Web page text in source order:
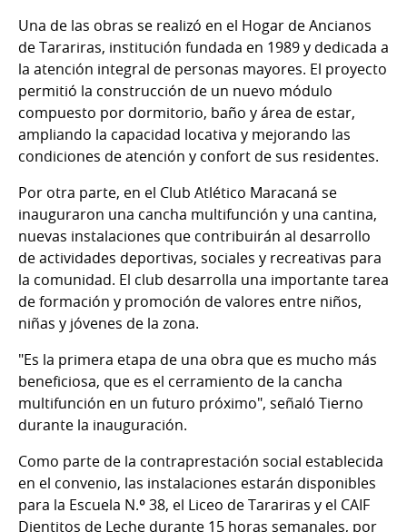
Una de las obras se realizó en el Hogar de Ancianos
de Tarariras, institución fundada en 1989 y dedicada a
la atención integral de personas mayores. El proyecto
permitió la construcción de un nuevo módulo
compuesto por dormitorio, baño y área de estar,
ampliando la capacidad locativa y mejorando las
condiciones de atención y confort de sus residentes.
Por otra parte, en el Club Atlético Maracaná se
inauguraron una cancha multifunción y una cantina,
nuevas instalaciones que contribuirán al desarrollo
de actividades deportivas, sociales y recreativas para
la comunidad. El club desarrolla una importante tarea
de formación y promoción de valores entre niños,
niñas y jóvenes de la zona.
"Es la primera etapa de una obra que es mucho más
beneficiosa, que es el cerramiento de la cancha
multifunción en un futuro próximo", señaló Tierno
durante la inauguración.
Como parte de la contraprestación social establecida
en el convenio, las instalaciones estarán disponibles
para la Escuela N.º 38, el Liceo de Tarariras y el CAIF
Dientitos de Leche durante 15 horas semanales, por